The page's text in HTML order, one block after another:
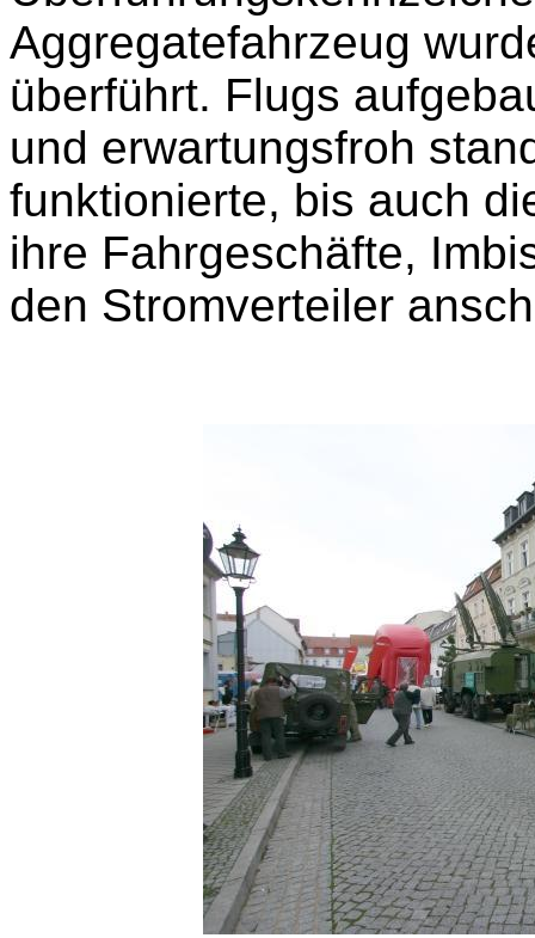
Aggregatefahrzeug
überführt. Flugs
und erwartungsfroh
funktionierte, bis auch
ihre Fahrgeschäfte,
den Stromverteiler